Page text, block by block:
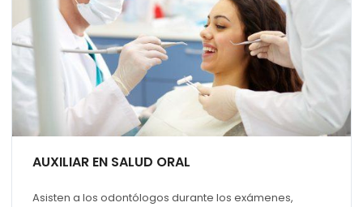
AUXILIAR EN SALUD ORAL
Asisten a los odontólogos durante los exámenes,